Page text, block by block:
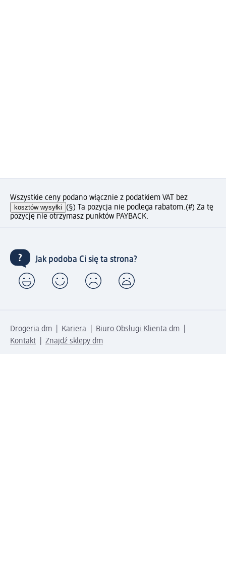
Wszystkie ceny podano włącznie z podatkiem VAT bez
kosztów wysyłki (§) Ta pozycja nie podlega rabatom.(#) Za tę
pozycję nie otrzymasz punktów PAYBACK.
Jak podoba Ci się ta strona?
Drogeria dm Kariera
Biuro Obsługi Klienta dm
Kontakt
Znajdź sklepy dm